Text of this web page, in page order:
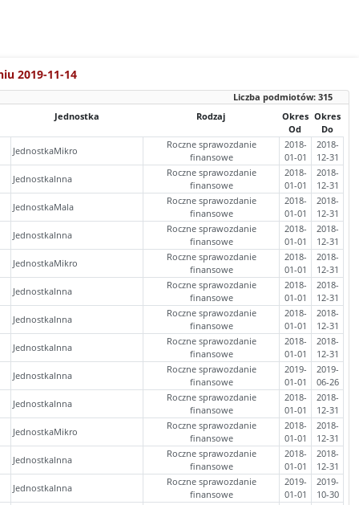
2019-11-14
Liczba podmiotów: 315
Jednostka Rodzaj
Okres
Od
Okres
Do
JednostkaMikro
Roczne sprawozdanie
finansowe
2018-
01-01
2018-
12-31
JednostkaInna
Roczne sprawozdanie
finansowe
2018-
01-01
2018-
12-31
JednostkaMala
Roczne sprawozdanie
finansowe
2018-
01-01
2018-
12-31
JednostkaInna
Roczne sprawozdanie
finansowe
2018-
01-01
2018-
12-31
JednostkaMikro
Roczne sprawozdanie
finansowe
2018-
01-01
2018-
12-31
JednostkaInna
Roczne sprawozdanie
finansowe
2018-
01-01
2018-
12-31
JednostkaInna
Roczne sprawozdanie
finansowe
2018-
01-01
2018-
12-31
JednostkaInna
Roczne sprawozdanie
finansowe
2018-
01-01
2018-
12-31
JednostkaInna
Roczne sprawozdanie
finansowe
2019-
01-01
2019-
06-26
JednostkaInna
Roczne sprawozdanie
finansowe
2018-
01-01
2018-
12-31
JednostkaMikro
Roczne sprawozdanie
finansowe
2018-
01-01
2018-
12-31
JednostkaInna
Roczne sprawozdanie
finansowe
2018-
01-01
2018-
12-31
JednostkaInna
Roczne sprawozdanie
finansowe
2019-
01-01
2019-
10-30